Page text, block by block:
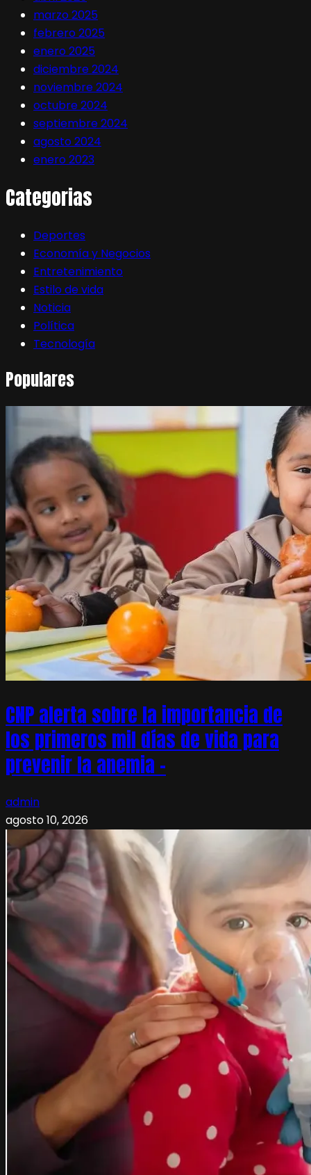
marzo 2025
febrero 2025
enero 2025
diciembre 2024
noviembre 2024
octubre 2024
septiembre 2024
agosto 2024
enero 2023
Categorias
Deportes
Economía y Negocios
Entretenimiento
Estilo de vida
Noticia
Política
Tecnología
Populares
CNP alerta sobre la importancia de
los primeros mil días de vida para
prevenir la anemia –
admin
agosto 10, 2026